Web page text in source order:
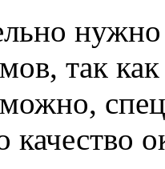
так
качество